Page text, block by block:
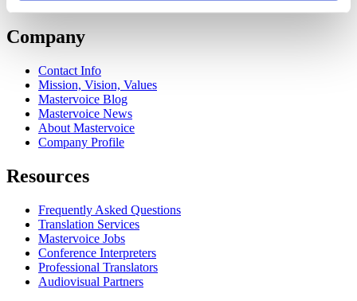
Language Technology
Company
Contact Info
Mission, Vision, Values
Mastervoice Blog
Mastervoice News
About Mastervoice
Company Profile
Resources
Frequently Asked Questions
Translation Services
Mastervoice Jobs
Conference Interpreters
Professional Translators
Audiovisual Partners